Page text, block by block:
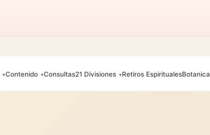
Contenido Consultas21 Divisiones Retiros EspiritualesBotanica